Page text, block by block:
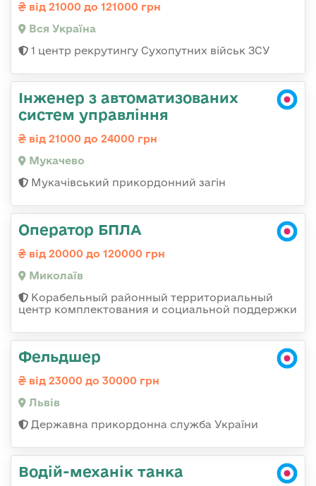
від 21000 до 121000 грн
Вся Україна
1 центр рекрутингу Сухопутних військ ЗСУ
Інженер з автоматизованих
систем управління
від 21000 до 24000 грн
Мукачево
Мукачівський прикордонний загін
Оператор БПЛА
від 20000 до 120000 грн
Миколаїв
Корабельный районный территориальный
центр комплектования и социальной поддержки
Фельдшер
від 23000 до 30000 грн
Львів
Державна прикордонна служба України
Водій-механік танка